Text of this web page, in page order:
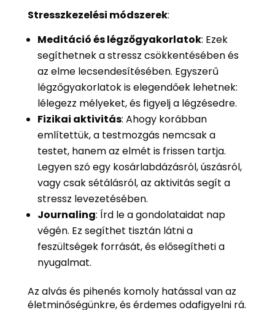
Stresszkezelési módszerek:
Meditáció és légzőgyakorlatok: Ezek
segíthetnek a stressz csökkentésében és
az elme lecsendesítésében. Egyszerű
légzőgyakorlatok is elegendőek lehetnek:
lélegezz mélyeket, és figyelj a légzésedre.
Fizikai aktivitás: Ahogy korábban
említettük, a testmozgás nemcsak a
testet, hanem az elmét is frissen tartja.
Legyen szó egy kosárlabdázásról, úszásról,
vagy csak sétálásról, az aktivitás segít a
stressz levezetésében.
Journaling: Írd le a gondolataidat nap
végén. Ez segíthet tisztán látni a
feszültségek forrását, és elősegítheti a
nyugalmat.
Az alvás és pihenés komoly hatással van az
életminőségünkre, és érdemes odafigyelni rá.